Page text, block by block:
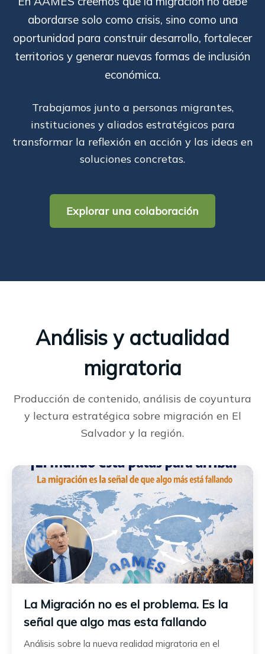
abordarse solo como crisis, sino como una
oportunidad para construir desarrollo, fortalecer
territorios y generar nuevas formas de inclusión
económica.
Trabajamos junto a personas migrantes,
instituciones y aliados estratégicos para
transformar la reflexión en acción y las ideas en
soluciones concretas.
Explorar una colaboración
Análisis y actualidad
migratoria
Producción de contenido, análisis de coyuntura
y lectura estratégica sobre migración en El
Salvador y la región.
La Migración no es el problema. Es la
señal que algo mas esta fallando
Análisis sobre la nueva realidad migratoria en el